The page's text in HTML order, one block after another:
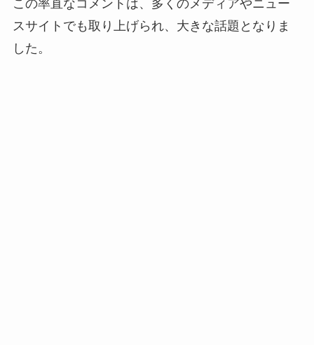
この率直なコメントは、多くのメディアやニュー
スサイトでも取り上げられ、大きな話題となりま
した。